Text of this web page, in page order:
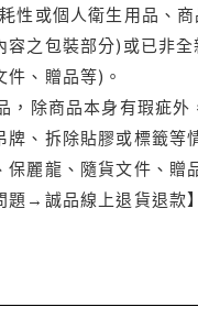
性或個人衛生用品、
容之包裝部分)或已非
、贈品等)。
，除商品本身有瑕疵
牌、拆除貼膠或標籤
麗龍、隨貨文件、贈
→誠品線上退貨退款